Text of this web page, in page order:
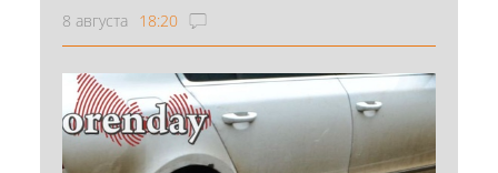
8 августа 18:20